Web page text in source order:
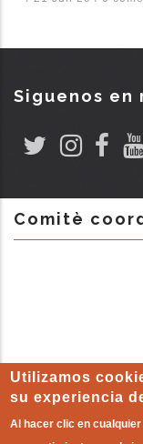
Siguenos en
Comitè
Utilizamos
su experiencia
Al hacer clic en